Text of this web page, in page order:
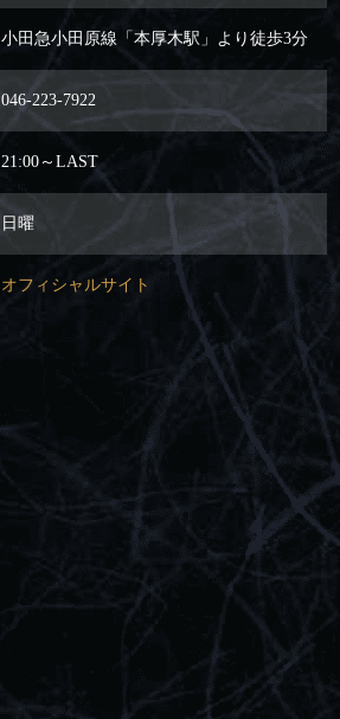
小田急小田原線「本厚木駅」より徒歩3分
046-223-7922
21:00～LAST
日曜
オフィシャルサイト